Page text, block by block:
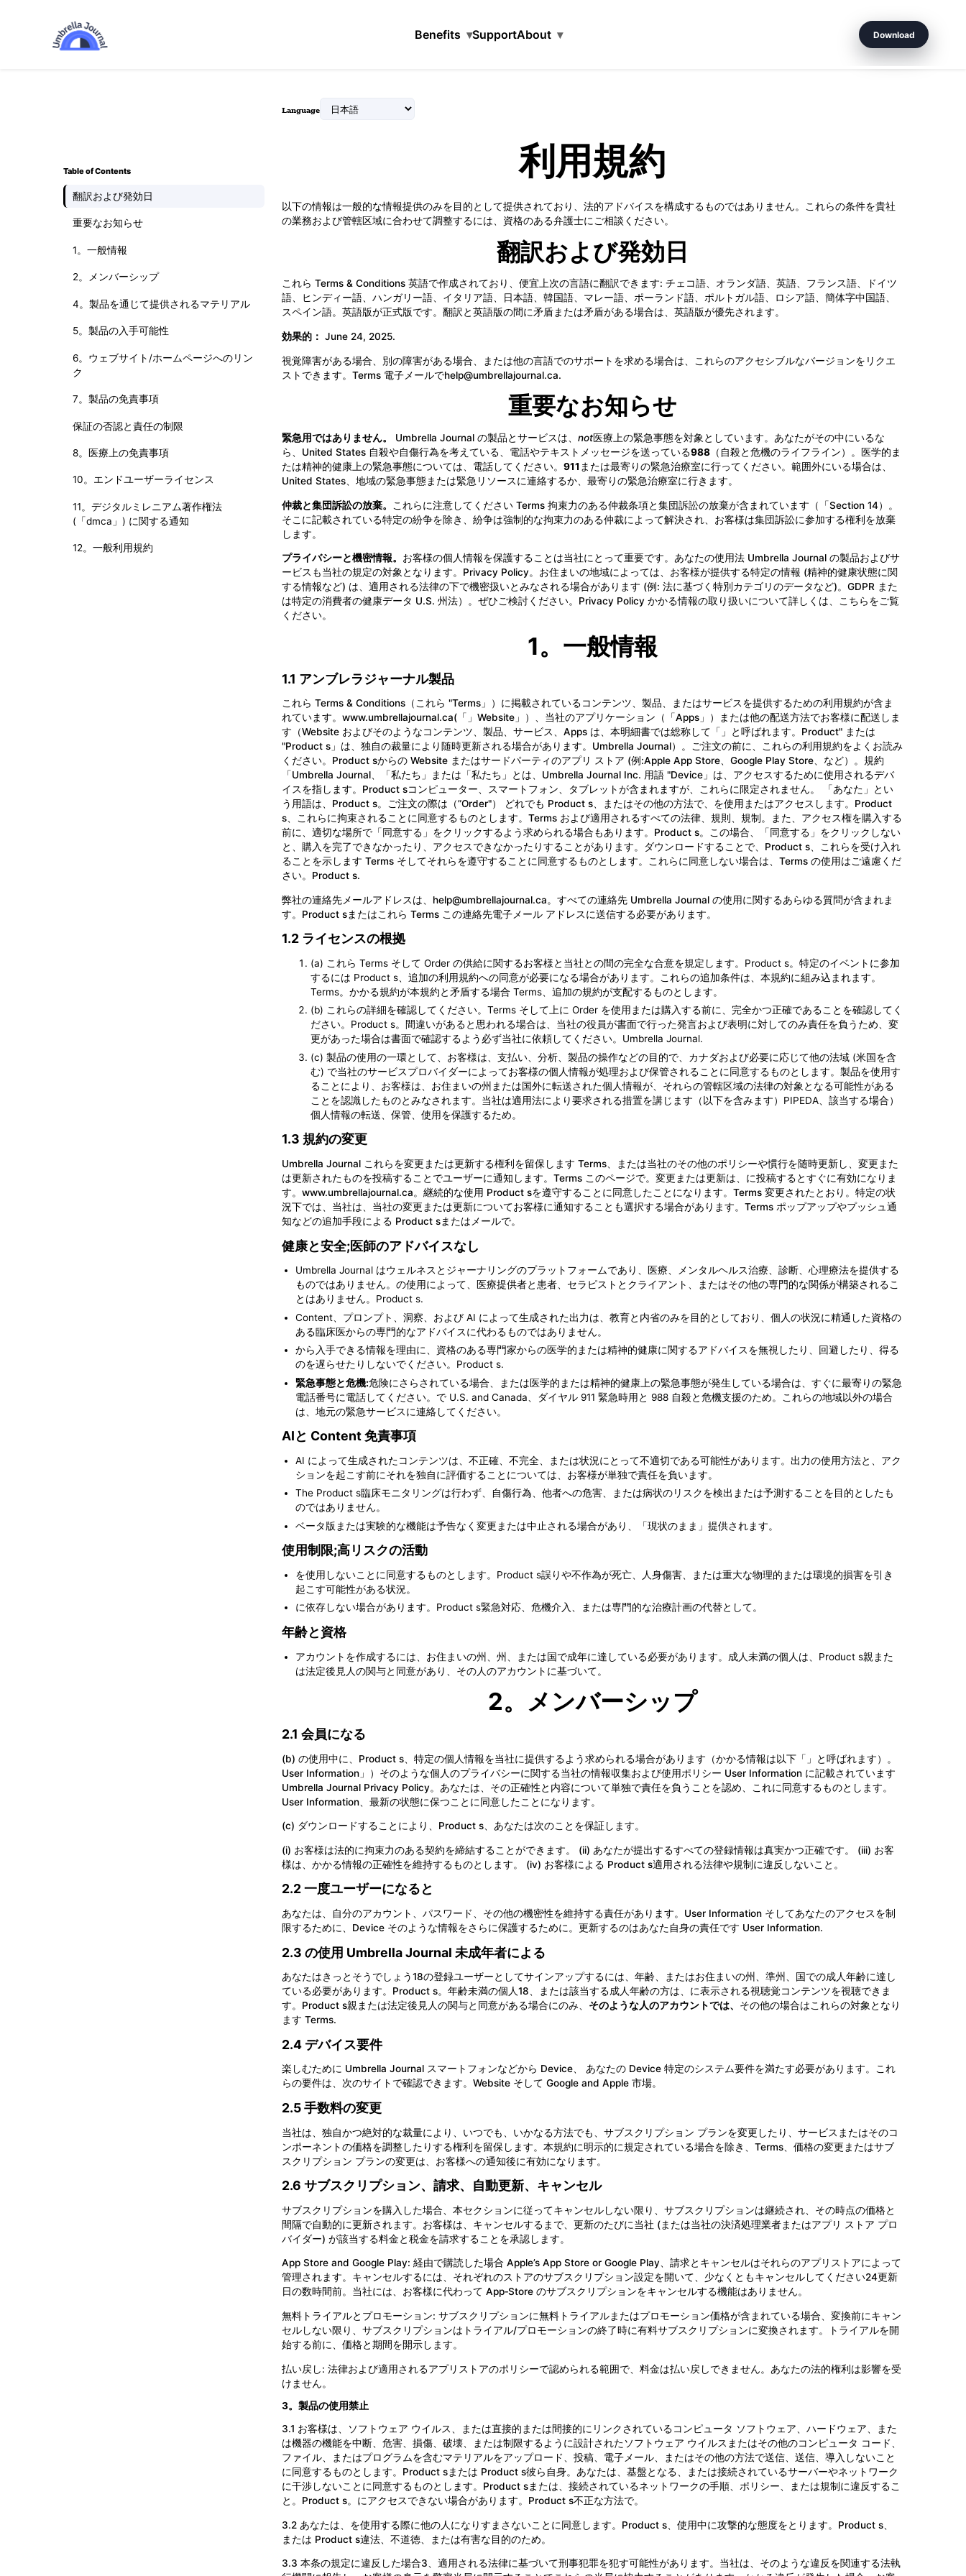
Benefits ▾SupportAbout ▾ Download
Table of Contents
翻訳および発効日
重要なお知らせ
1。一般情報
2。メンバーシップ
4。製品を通じて提供されるマテリアル
5。製品の入手可能性
6。ウェブサイト/ホームページへのリン
ク
7。製品の免責事項
保証の否認と責任の制限
8。医療上の免責事項
10。エンドユーザーライセンス
11。デジタルミレニアム著作権法
(「dmca」) に関する通知
12。一般利用規約
Language
利用規約
以下の情報は一般的な情報提供のみを目的として提供されており、法的アドバイスを構成するものではありません。これらの条件を貴社
の業務および管轄区域に合わせて調整するには、資格のある弁護士にご相談ください。
翻訳および発効日
これら Terms & Conditions 英語で作成されており、便宜上次の言語に翻訳できます: チェコ語、オランダ語、英語、フランス語、ドイツ
語、ヒンディー語、ハンガリー語、イタリア語、日本語、韓国語、マレー語、ポーランド語、ポルトガル語、ロシア語、簡体字中国語、
スペイン語。英語版が正式版です。翻訳と英語版の間に矛盾または矛盾がある場合は、英語版が優先されます。
効果的： June 24, 2025.
視覚障害がある場合、別の障害がある場合、または他の言語でのサポートを求める場合は、これらのアクセシブルなバージョンをリクエ
ストできます。Terms 電子メールでhelp@umbrellajournal.ca.
重要なお知らせ
緊急用ではありません。 Umbrella Journal の製品とサービスは、 not医療上の緊急事態を対象としています。あなたがその中にいるな
ら、United States 自殺や自傷行為を考えている、電話やテキストメッセージを送っている988 （自殺と危機のライフライン）。医学的ま
たは精神的健康上の緊急事態については、電話してください。 911 または最寄りの緊急治療室に行ってください。範囲外にいる場合は、
United States、地域の緊急事態または緊急リソースに連絡するか、最寄りの緊急治療室に行きます。
仲裁と集団訴訟の放棄。
これらに注意してください Terms 拘束力のある仲裁条項と集団訴訟の放棄が含まれています（「Section 14）。
そこに記載されている特定の紛争を除き、紛争は強制的な拘束力のある仲裁によって解決され、お客様は集団訴訟に参加する権利を放棄
します。
プライバシーと機密情報。 お客様の個人情報を保護することは当社にとって重要です。あなたの使用法 Umbrella Journal の製品およびサ
ービスも当社の規定の対象となります。 Privacy Policy。お住まいの地域によっては、お客様が提供する特定の情報 (精神的健康状態に関
する情報など) は、適用される法律の下で機密扱いとみなされる場合があります (例: 法に基づく特別カテゴリのデータなど)。GDPR また
は特定の消費者の健康データ U.S. 州法）。ぜひご検討ください。Privacy Policy かかる情報の取り扱いについて詳しくは、こちらをご覧
ください。
1。一般情報
1.1 アンブレラジャーナル製品
これら Terms & Conditions（これら "Terms」）に掲載されているコンテンツ、製品、またはサービスを提供するための利用規約が含ま
れています。 www.umbrellajournal.ca(「」Website」）、当社のアプリケーション（「Apps」）または他の配送方法でお客様に配送しま
す（Website およびそのようなコンテンツ、製品、サービス、Apps は、本明細書では総称して「」と呼ばれます。Product" または
"Product s」は、独自の裁量により随時更新される場合があります。Umbrella Journal）。ご注文の前に、これらの利用規約をよくお読み
ください。Product sからの Website またはサードパーティのアプリ ストア (例:Apple App Store、Google Play Store、など）。規約
「Umbrella Journal、「私たち」または「私たち」とは、Umbrella Journal Inc. 用語 "Device」は、アクセスするために使用されるデバ
イスを指します。Product sコンピューター、スマートフォン、タブレットが含まれますが、これらに限定されません。 「あなた」とい
う用語は、Product s。ご注文の際は（”Order"） どれでも Product s、またはその他の方法で、を使用またはアクセスします。Product
s、これらに拘束されることに同意するものとします。Terms および適用されるすべての法律、規則、規制。また、アクセス権を購入する
前に、適切な場所で「同意する」をクリックするよう求められる場合もあります。Product s。この場合、「同意する」をクリックしない
と、購入を完了できなかったり、アクセスできなかったりすることがあります。ダウンロードすることで、Product s、これらを受け入れ
ることを示します Terms そしてそれらを遵守することに同意するものとします。これらに同意しない場合は、Terms の使用はご遠慮くだ
さい。Product s.
弊社の連絡先メールアドレスは、 help@umbrellajournal.ca。すべての連絡先 Umbrella Journal の使用に関するあらゆる質問が含まれま
す。Product sまたはこれら Terms この連絡先電子メール アドレスに送信する必要があります。
1.2 ライセンスの根拠
(a) これら Terms そして Order の供給に関するお客様と当社との間の完全な合意を規定します。Product s。特定のイベントに参加
するには Product s、追加の利用規約への同意が必要になる場合があります。これらの追加条件は、本規約に組み込まれます。
Terms。かかる規約が本規約と矛盾する場合 Terms、追加の規約が支配するものとします。
(b) これらの詳細を確認してください。Terms そして上に Order を使用または購入する前に、完全かつ正確であることを確認してく
ださい。Product s。間違いがあると思われる場合は、当社の役員が書面で行った発言および表明に対してのみ責任を負うため、変
更があった場合は書面で確認するよう必ず当社に依頼してください。Umbrella Journal.
(c) 製品の使用の一環として、お客様は、支払い、分析、製品の操作などの目的で、カナダおよび必要に応じて他の法域 (米国を含
む) で当社のサービスプロバイダーによってお客様の個人情報が処理および保管されることに同意するものとします。製品を使用す
ることにより、お客様は、お住まいの州または国外に転送された個人情報が、それらの管轄区域の法律の対象となる可能性がある
ことを認識したものとみなされます。当社は適用法により要求される措置を講じます（以下を含みます）PIPEDA、該当する場合）
個人情報の転送、保管、使用を保護するため。
1.3 規約の変更
Umbrella Journal これらを変更または更新する権利を留保します Terms、または当社のその他のポリシーや慣行を随時更新し、変更また
は更新されたものを投稿することでユーザーに通知します。Terms このページで。変更または更新は、に投稿するとすぐに有効になりま
す。 www.umbrellajournal.ca。継続的な使用 Product sを遵守することに同意したことになります。Terms 変更されたとおり。特定の状
況下では、当社は、当社の変更または更新についてお客様に通知することも選択する場合があります。Terms ポップアップやプッシュ通
知などの追加手段による Product sまたはメールで。
健康と安全;医師のアドバイスなし
Umbrella Journal はウェルネスとジャーナリングのプラットフォームであり、医療、メンタルヘルス治療、診断、心理療法を提供する
ものではありません。の使用によって、医療提供者と患者、セラピストとクライアント、またはその他の専門的な関係が構築されるこ
とはありません。Product s.
Content、プロンプト、洞察、および AI によって生成された出力は、教育と内省のみを目的としており、個人の状況に精通した資格の
ある臨床医からの専門的なアドバイスに代わるものではありません。
から入手できる情報を理由に、資格のある専門家からの医学的または精神的健康に関するアドバイスを無視したり、回避したり、得る
のを遅らせたりしないでください。Product s.
緊急事態と危機:危険にさらされている場合、または医学的または精神的健康上の緊急事態が発生している場合は、すぐに最寄りの緊急
電話番号に電話してください。で U.S. and Canada、ダイヤル 911 緊急時用と 988 自殺と危機支援のため。これらの地域以外の場合
は、地元の緊急サービスに連絡してください。
AIと Content 免責事項
AI によって生成されたコンテンツは、不正確、不完全、または状況にとって不適切である可能性があります。出力の使用方法と、アク
ションを起こす前にそれを独自に評価することについては、お客様が単独で責任を負います。
The Product s臨床モニタリングは行わず、自傷行為、他者への危害、または病状のリスクを検出または予測することを目的としたも
のではありません。
ベータ版または実験的な機能は予告なく変更または中止される場合があり、「現状のまま」提供されます。
使用制限;高リスクの活動
を使用しないことに同意するものとします。Product s誤りや不作為が死亡、人身傷害、または重大な物理的または環境的損害を引き
起こす可能性がある状況。
に依存しない場合があります。Product s緊急対応、危機介入、または専門的な治療計画の代替として。
年齢と資格
アカウントを作成するには、お住まいの州、州、または国で成年に達している必要があります。成人未満の個人は、Product s親また
は法定後見人の関与と同意があり、その人のアカウントに基づいて。
2。メンバーシップ
2.1 会員になる
(b) の使用中に、Product s、特定の個人情報を当社に提供するよう求められる場合があります（かかる情報は以下「」と呼ばれます）。
User Information」）そのような個人のプライバシーに関する当社の情報収集および使用ポリシー User Information に記載されています
Umbrella Journal Privacy Policy。あなたは、その正確性と内容について単独で責任を負うことを認め、これに同意するものとします。
User Information、最新の状態に保つことに同意したことになります。
(c) ダウンロードすることにより、Product s、あなたは次のことを保証します。
(i) お客様は法的に拘束力のある契約を締結することができます。 (ii) あなたが提出するすべての登録情報は真実かつ正確です。 (iii) お客
様は、かかる情報の正確性を維持するものとします。 (iv) お客様による Product s適用される法律や規制に違反しないこと。
2.2 一度ユーザーになると
あなたは、自分のアカウント、パスワード、その他の機密性を維持する責任があります。User Information そしてあなたのアクセスを制
限するために、Device そのような情報をさらに保護するために。更新するのはあなた自身の責任です User Information.
2.3 の使用 Umbrella Journal 未成年者による
あなたはきっとそうでしょう18の登録ユーザーとしてサインアップするには、年齢、またはお住まいの州、準州、国での成人年齢に達し
ている必要があります。Product s。年齢未満の個人18、または該当する成人年齢の方は、に表示される視聴覚コンテンツを視聴できま
す。Product s親または法定後見人の関与と同意がある場合にのみ、 そのような人のアカウントでは、 その他の場合はこれらの対象となり
ます Terms.
2.4 デバイス要件
楽しむために Umbrella Journal スマートフォンなどから Device、 あなたの Device 特定のシステム要件を満たす必要があります。これ
らの要件は、次のサイトで確認できます。Website そして Google and Apple 市場。
2.5 手数料の変更
当社は、独自かつ絶対的な裁量により、いつでも、いかなる方法でも、サブスクリプション プランを変更したり、サービスまたはそのコ
ンポーネントの価格を調整したりする権利を留保します。本規約に明示的に規定されている場合を除き、Terms、価格の変更またはサブ
スクリプション プランの変更は、お客様への通知後に有効になります。
2.6 サブスクリプション、請求、自動更新、キャンセル
サブスクリプションを購入した場合、本セクションに従ってキャンセルしない限り、サブスクリプションは継続され、その時点の価格と
間隔で自動的に更新されます。お客様は、キャンセルするまで、更新のたびに当社 (または当社の決済処理業者またはアプリ ストア プロ
バイダー) が該当する料金と税金を請求することを承認します。
App Store and Google Play: 経由で購読した場合 Apple’s App Store or Google Play、請求とキャンセルはそれらのアプリストアによって
管理されます。キャンセルするには、それぞれのストアのサブスクリプション設定を開いて、少なくともキャンセルしてください24更新
日の数時間前。当社には、お客様に代わって App‑Store のサブスクリプションをキャンセルする機能はありません。
無料トライアルとプロモーション: サブスクリプションに無料トライアルまたはプロモーション価格が含まれている場合、変換前にキャン
セルしない限り、サブスクリプションはトライアル/プロモーションの終了時に有料サブスクリプションに変換されます。トライアルを開
始する前に、価格と期間を開示します。
払い戻し: 法律および適用されるアプリストアのポリシーで認められる範囲で、料金は払い戻しできません。あなたの法的権利は影響を受
けません。
3。製品の使用禁止
3.1 お客様は、ソフトウェア ウイルス、または直接的または間接的にリンクされているコンピュータ ソフトウェア、ハードウェア、また
は機器の機能を中断、危害、損傷、破壊、または制限するように設計されたソフトウェア ウイルスまたはその他のコンピュータ コード、
ファイル、またはプログラムを含むマテリアルをアップロード、投稿、電子メール、またはその他の方法で送信、送信、導入しないこと
に同意するものとします。Product sまたは Product s彼ら自身。あなたは、基盤となる、または接続されているサーバーやネットワーク
に干渉しないことに同意するものとします。Product sまたは、接続されているネットワークの手順、ポリシー、または規制に違反するこ
と。Product s。にアクセスできない場合があります。Product s不正な方法で。
3.2 あなたは、を使用する際に他の人になりすまさないことに同意します。Product s、使用中に攻撃的な態度をとります。Product s、
または Product s違法、不道徳、​​または有害な目的のため。
3.3 本条の規定に違反した場合3、適用される法律に基づいて刑事犯罪を犯す可能性があります。当社は、そのような違反を関連する法執